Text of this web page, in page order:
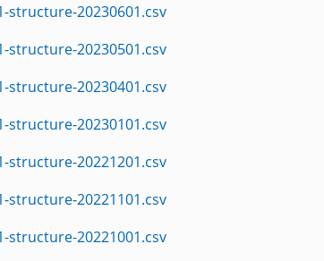
structure-20230601.csv
structure-20230501.csv
structure-20230401.csv
structure-20230101.csv
structure-20221201.csv
structure-20221101.csv
structure-20221001.csv